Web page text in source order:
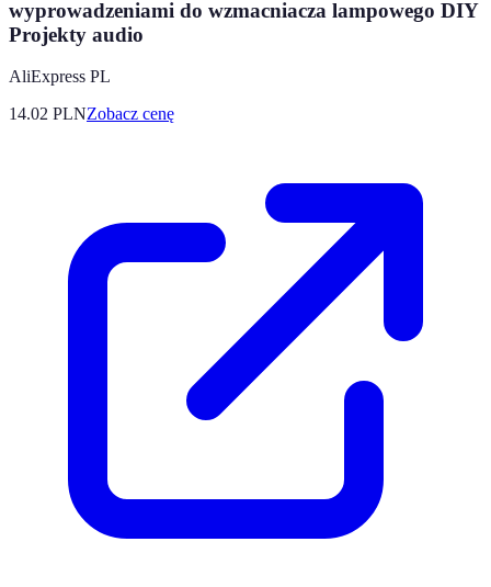
wyprowadzeniami do wzmacniacza lampowego DIY
Projekty audio
AliExpress PL
14.02 PLNZobacz cenę